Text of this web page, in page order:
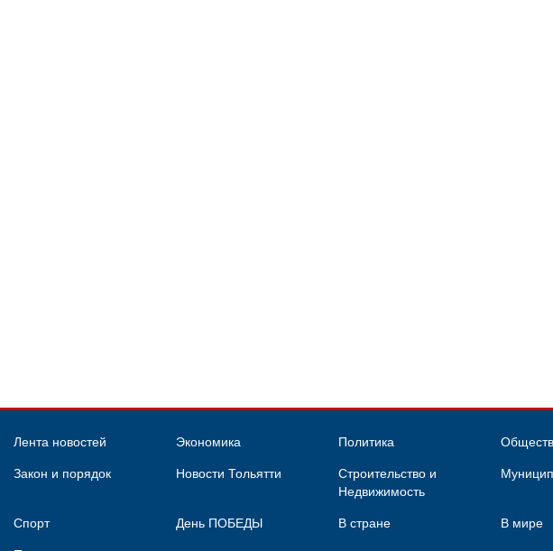
Лента новостей Экономика Политика
Закон и порядок Новости Тольятти
Строительство и
Недвижимость
Спорт День ПОБЕДЫ В стране В мире